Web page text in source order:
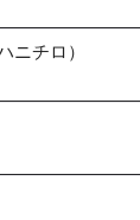
ニチロ）